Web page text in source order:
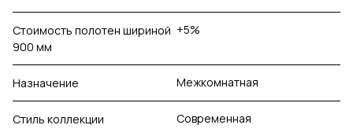
Стоимость полотен шириной
900 мм
+5%
Назначение Межкомнатная
Стиль коллекции Современная